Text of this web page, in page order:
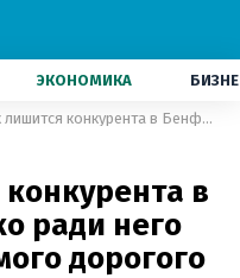
ЭКОНОМИКА
Яремчук лишится конкурента в Бенфике: Атлетико ради него хочет продать самого дорогого игрока
в
ради него
дорогого